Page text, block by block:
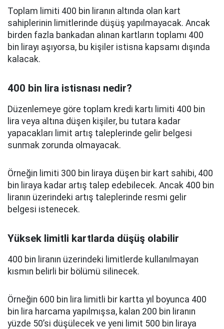
Toplam limiti 400 bin liranın altında olan kart
sahiplerinin limitlerinde düşüş yapılmayacak. Ancak
birden fazla bankadan alınan kartların toplamı 400
bin lirayı aşıyorsa, bu kişiler istisna kapsamı dışında
kalacak.
400 bin lira istisnası nedir?
Düzenlemeye göre toplam kredi kartı limiti 400 bin
lira veya altına düşen kişiler, bu tutara kadar
yapacakları limit artış taleplerinde gelir belgesi
sunmak zorunda olmayacak.
Örneğin limiti 300 bin liraya düşen bir kart sahibi, 400
bin liraya kadar artış talep edebilecek. Ancak 400 bin
liranın üzerindeki artış taleplerinde resmi gelir
belgesi istenecek.
Yüksek limitli kartlarda düşüş olabilir
400 bin liranın üzerindeki limitlerde kullanılmayan
kısmın belirli bir bölümü silinecek.
Örneğin 600 bin lira limitli bir kartta yıl boyunca 400
bin lira harcama yapılmışsa, kalan 200 bin liranın
yüzde 50’si düşülecek ve yeni limit 500 bin liraya